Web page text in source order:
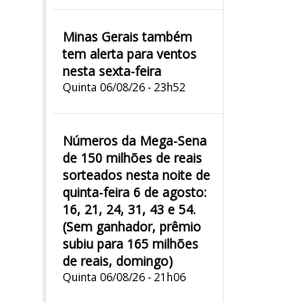
Minas Gerais também
tem alerta para ventos
nesta sexta-feira
Quinta 06/08/26 - 23h52
Números da Mega-Sena
de 150 milhões de reais
sorteados nesta noite de
quinta-feira 6 de agosto:
16, 21, 24, 31, 43 e 54.
(Sem ganhador, prêmio
subiu para 165 milhões
de reais, domingo)
Quinta 06/08/26 - 21h06